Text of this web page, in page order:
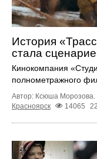
История
стала
Кинокомпания
полнометражного
Автор: Ксюша Морозова.
Красноярск
14065